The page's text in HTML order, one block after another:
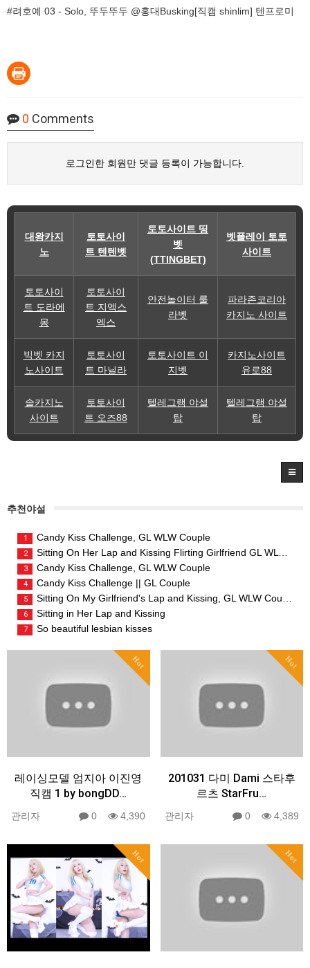
#려호예 03 - Solo, 뚜두뚜두 @홍대Busking[직캠 shinlim] 텐프로미
0 Comments
로그인한 회원만 댓글 등록이 가능합니다.
대왕카지
노
토토사이
트 텐텐벳
토토사이트 띵
벳
(TTINGBET)
벳플레이 토토
사이트
토토사이
트 도라에
몽
토토사이
트 지엑스
엑스
안전놀이터 룰
라벳
파라존코리아
카지노 사이트
빅벳 카지
노사이트
토토사이
트 마닐라
토토사이트 이
지벳
카지노사이트
유로88
솔카지노
사이트
토토사이
트 오즈88
텔레그램 야설
탑
텔레그램 야설
탑
추천야설
1 Candy Kiss Challenge, GL WLW Couple
2 Sitting On Her Lap and Kissing Flirting Girlfriend GL WLW Couple
3 Candy Kiss Challenge, GL WLW Couple
4 Candy Kiss Challenge || GL Couple
5 Sitting On My Girlfriend's Lap and Kissing, GL WLW Couple
6 Sitting in Her Lap and Kissing
7 So beautiful lesbian kisses
Hot
레이싱모델 엄지아 이진영
직캠 1 by bongDD…
관리자 0 4,390
Hot
201031 다미 Dami 스타후
르츠 StarFru…
관리자 0 4,389
Hot Hot